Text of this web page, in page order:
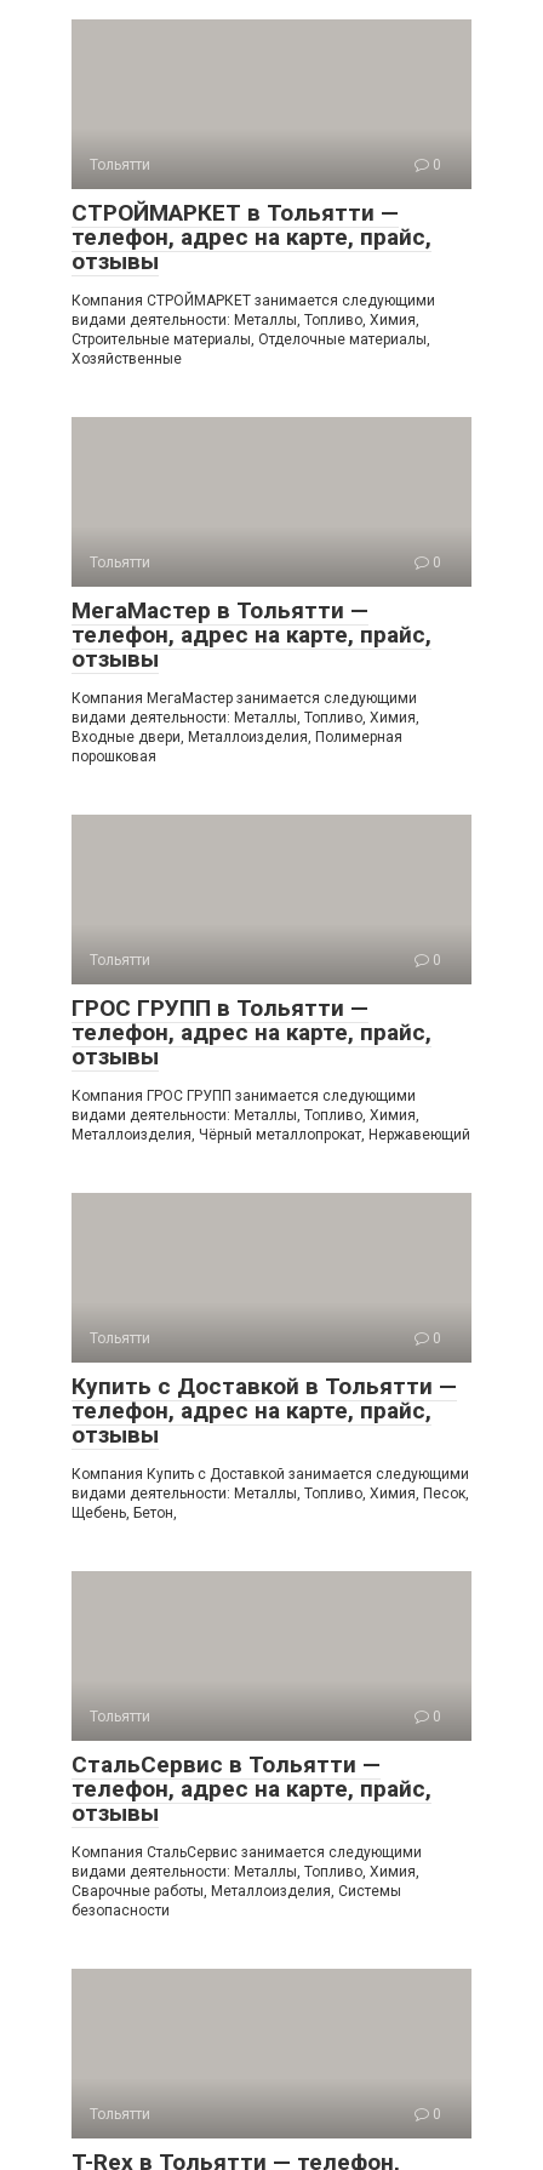
Тольятти 0
СТРОЙМАРКЕТ в Тольятти —
телефон, адрес на карте, прайс,
отзывы
Компания СТРОЙМАРКЕТ занимается следующими
видами деятельности: Металлы, Топливо, Химия,
Строительные материалы, Отделочные материалы,
Хозяйственные
Тольятти 0
МегаМастер в Тольятти —
телефон, адрес на карте, прайс,
отзывы
Компания МегаМастер занимается следующими
видами деятельности: Металлы, Топливо, Химия,
Входные двери, Металлоизделия, Полимерная
порошковая
Тольятти 0
ГРОС ГРУПП в Тольятти —
телефон, адрес на карте, прайс,
отзывы
Компания ГРОС ГРУПП занимается следующими
видами деятельности: Металлы, Топливо, Химия,
Металлоизделия, Чёрный металлопрокат, Нержавеющий
Тольятти 0
Купить с Доставкой в Тольятти —
телефон, адрес на карте, прайс,
отзывы
Компания Купить с Доставкой занимается следующими
видами деятельности: Металлы, Топливо, Химия, Песок,
Щебень, Бетон,
Тольятти 0
СтальСервис в Тольятти —
телефон, адрес на карте, прайс,
отзывы
Компания СтальСервис занимается следующими
видами деятельности: Металлы, Топливо, Химия,
Сварочные работы, Металлоизделия, Системы
безопасности
Тольятти 0
T-Rex в Тольятти — телефон,